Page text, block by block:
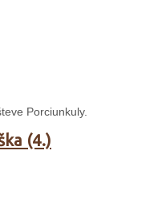
Porciunkuly.
(4.)